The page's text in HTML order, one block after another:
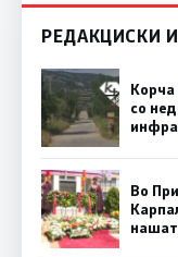
РЕДАКЦИСКИ
Корча
со
Во